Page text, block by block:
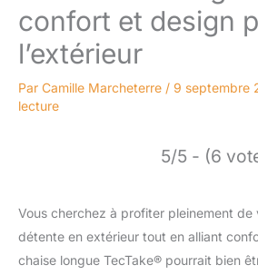
confort et design
l’extérieur
Par Camille Marcheterre / 9 septembre
lecture
5/5 - (6
Vous cherchez à profiter pleinement de
détente en extérieur tout en alliant
chaise longue TecTake® pourrait bien